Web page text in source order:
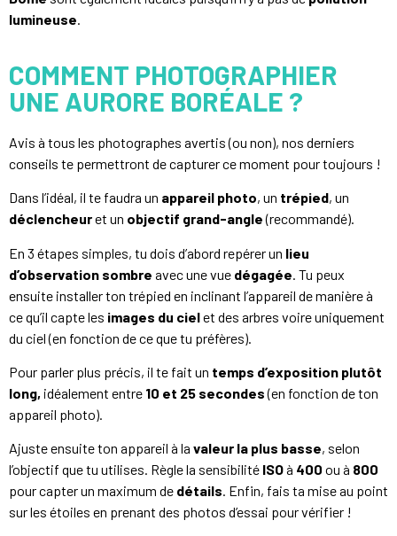
lumineuse.
COMMENT PHOTOGRAPHIER
UNE AURORE BORÉALE ?
Avis à tous les photographes avertis (ou non), nos derniers
conseils te permettront de capturer ce moment pour toujours !
Dans l’idéal, il te faudra un appareil photo, un trépied, un
déclencheuret un objectif grand-angle(recommandé).
En 3 étapes simples, tu dois d’abord repérer un lieu
d’observation sombre avec une vue dégagée . Tu peux
ensuite installer ton trépied en inclinant l’appareil de manière à
ce qu’il capte les images du cielet des arbres voire uniquement
du ciel (en fonction de ce que tu préfères).
Pour parler plus précis, il te fait un temps d’exposition plutôt
long, idéalement entre 10 et 25 secondes(en fonction de ton
appareil photo).
Ajuste ensuite ton appareil à la valeur la plus basse, selon
l’objectif que tu utilises. Règle la sensibilité ISOà 400 ou à 800
pour capter un maximum de détails. Enfin, fais ta mise au point
sur les étoiles en prenant des photos d’essai pour vérifier !